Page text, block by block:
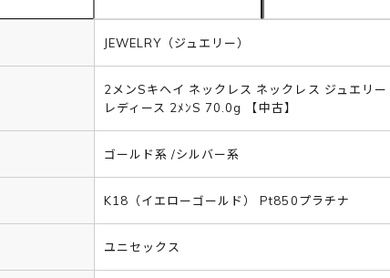
JEWELRY（ジュエリー）
2メンSキヘイ ネックレス ネックレス ジュエリ
レディース 2ﾒﾝS 70.0g 【中古】
ゴールド系 /シルバー系
K18（イエローゴールド） Pt850プラチナ
ユニセックス